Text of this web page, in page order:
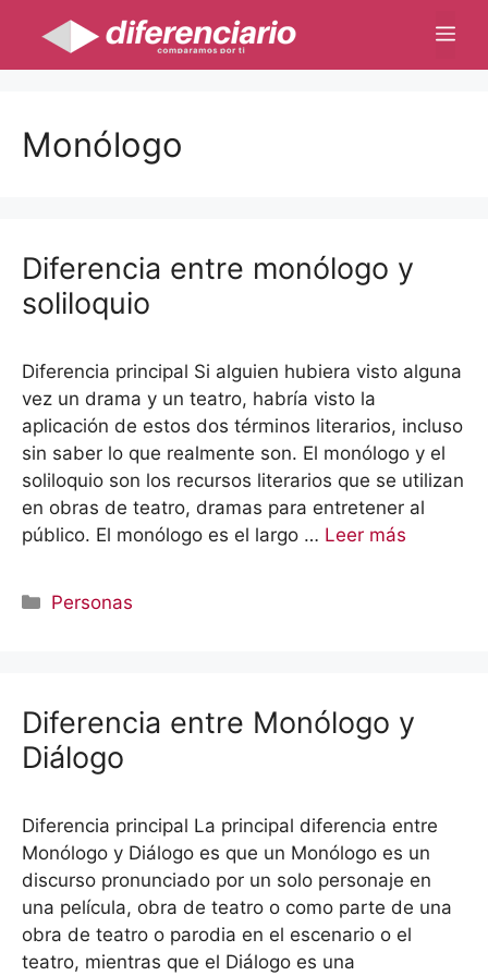
contenido
Monólogo
Diferencia entre monólogo y
soliloquio
Diferencia principal Si alguien hubiera visto alguna
vez un drama y un teatro, habría visto la
aplicación de estos dos términos literarios, incluso
sin saber lo que realmente son. El monólogo y el
soliloquio son los recursos literarios que se utilizan
en obras de teatro, dramas para entretener al
público. El monólogo es el largo … Leer más
Categorías
Personas
Diferencia entre Monólogo y
Diálogo
Diferencia principal La principal diferencia entre
Monólogo y Diálogo es que un Monólogo es un
discurso pronunciado por un solo personaje en
una película, obra de teatro o como parte de una
obra de teatro o parodia en el escenario o el
teatro, mientras que el Diálogo es una